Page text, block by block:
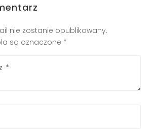
nie zostanie opublikowany.
są oznaczone *